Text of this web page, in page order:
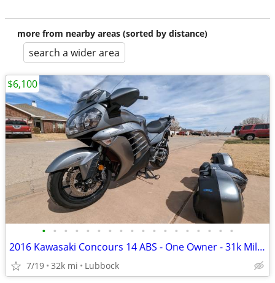
more from nearby areas (sorted by distance)
search a wider area
• • • • • • • • • • • • • • • • • •
2016 Kawasaki Concours 14 ABS - One Owner - 31k Miles - Meticulously M
7/19 32k mi Lubbock
$6,100